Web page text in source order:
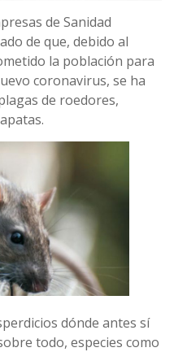
de Sanidad
de que, debido al
la población para
coronavirus, se ha
de roedores,
dónde antes sí
todo, especies como